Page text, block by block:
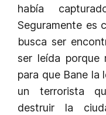
había
Seguramente es
busca ser
ser leída porque
para que Bane la
un terrorista
destruir la